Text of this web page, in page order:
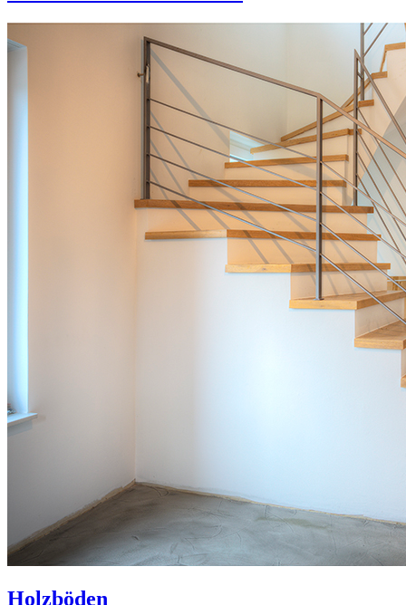
Holzböden